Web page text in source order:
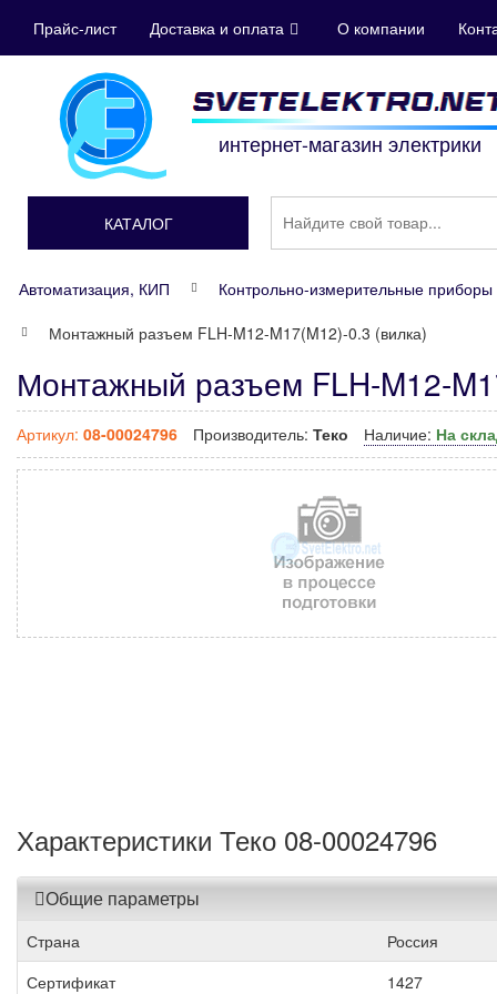
Прайс-лист Доставка и оплата О компании
интернет-магазин электрики
КАТАЛОГ
Автоматизация, КИП Контрольно-измерительные
Монтажный разъем FLH-M12-M17(M12)-0.3 (вилка)
Монтажный разъем FLH-M12-
Артикул: 08-00024796 Производитель: Теко Наличие: На
Характеристики Теко 08-00024796
Общие параметры
Страна
Россия
Сертификат
1427